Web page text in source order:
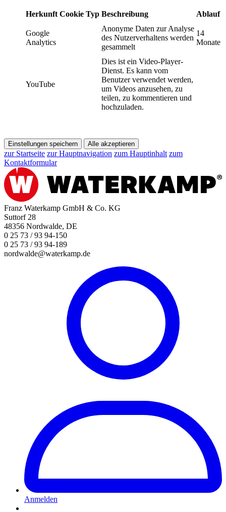
Herkunft Cookie Typ Beschreibung Ablauf
Google
Analytics
Anonyme Daten zur Analyse
des Nutzerverhaltens werden
gesammelt
14
Monate
YouTube
Dies ist ein Video-Player-
Dienst. Es kann vom
Benutzer verwendet werden,
um Videos anzusehen, zu
teilen, zu kommentieren und
hochzuladen.
Einstellungen speichern Alle akzeptieren
zur Startseite zur Hauptnavigation zum Hauptinhalt zum
Kontaktformular
Franz Waterkamp GmbH & Co. KG
Suttorf 28
48356 Nordwalde, DE
0 25 73 / 93 94-150
0 25 73 / 93 94-189
nordwalde@waterkamp.de
Anmelden